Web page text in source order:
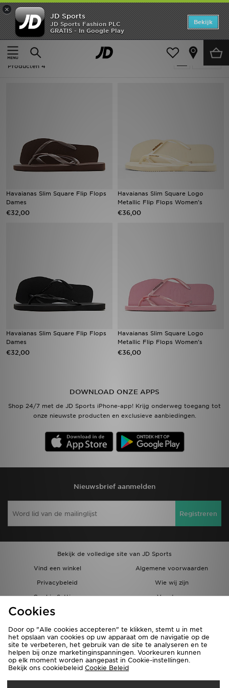
×
JD Sports
JD Sports Fashion PLC
GRATIS - In Google Play
Bekijk
Thuis
Dames
Dames - Havaianas Slim
Producten 4
Havaianas Slim Square Flip Flops
Dames
€32,00
Havaianas Slim Square Logo
Metallic Flip Flops Women's
€36,00
Havaianas Slim Square Flip Flops
Dames
€32,00
Havaianas Slim Square Logo
Metallic Flip Flops Women's
€36,00
DOWNLOAD ONZE APPS
Shop 24/7 met de JD Sports iPhone-app! Krijg onderweg toegang tot
onze nieuwste producten en exclusieve aanbiedingen.
Nieuwsbrief aanmelden
Registreren
Bekijk de volledige site van JD Sports
Vind een winkel
Algemene voorwaarden
Privacybeleid
Wie wij zijn
Cookie Settings
Vacatures
Bestellingen en Levering
Verzenden Naar
Home
Offers
New In
Collecties
Sports
Bestelling traceren
Mijn JD
Download de app
Cookies
Door op "Alle cookies accepteren" te klikken, stemt u in met
het opslaan van cookies op uw apparaat om de navigatie op de
site te verbeteren, het gebruik van de site te analyseren en te
helpen bij onze marketinginspanningen. Voorkeuren kunnen
op elk moment worden aangepast in Cookie-instellingen.
Bekijk ons cookiebeleid Cookie Beleid